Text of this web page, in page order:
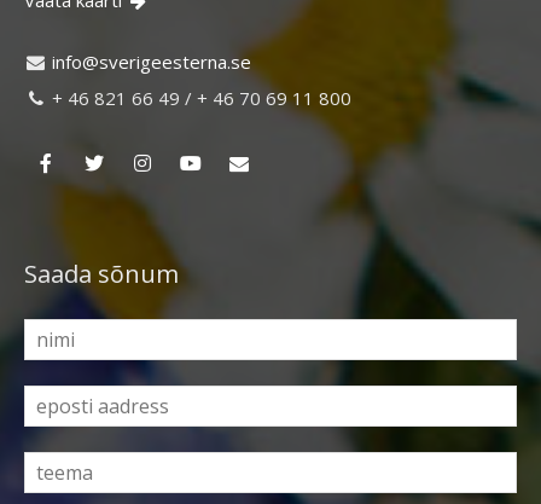
 es.an
retse
egire
vs@of
ni
 + 46 821 66 49 / + 46 70 69 11 800
Saada sõnum